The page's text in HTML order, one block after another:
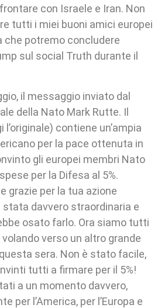
con Israele e Iran. Non
tutti i miei buoni amici europei
che potremo concludere
sul social Truth durante il
il messaggio inviato dal
della Nato Mark Rutte. Il
contiene un’ampia
per la pace ottenuta in
gli europei membri Nato
per la Difesa al 5%.
grazie per la tua azione
stata davvero straordinaria e
osato farlo. Ora siamo tutti
verso un altro grande
sera. Non è stato facile,
tutti a firmare per il 5%!
a un momento davvero,
per l’America, per l’Europa e